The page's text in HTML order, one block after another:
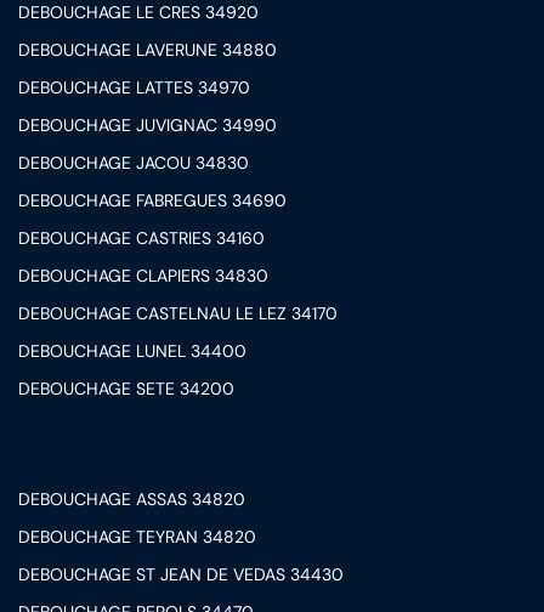
DEBOUCHAGE LE CRES 34920
DEBOUCHAGE LAVERUNE 34880
DEBOUCHAGE LATTES 34970
DEBOUCHAGE JUVIGNAC 34990
DEBOUCHAGE JACOU 34830
DEBOUCHAGE FABREGUES 34690
DEBOUCHAGE CASTRIES 34160
DEBOUCHAGE CLAPIERS 34830
DEBOUCHAGE CASTELNAU LE LEZ 34170
DEBOUCHAGE LUNEL 34400
DEBOUCHAGE SETE 34200
DEBOUCHAGE ASSAS 34820
DEBOUCHAGE TEYRAN 34820
DEBOUCHAGE ST JEAN DE VEDAS 34430